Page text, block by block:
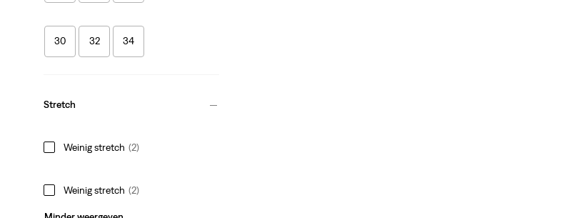
30 32 34
Stretch
Weinig stretch (2)
Weinig stretch (2)